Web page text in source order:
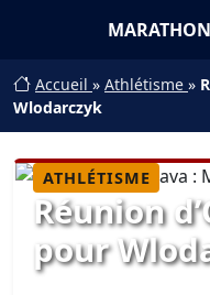
Accueil » Athlétisme »
Wlodarczyk
ATHLÉTISME
Réunion
pour